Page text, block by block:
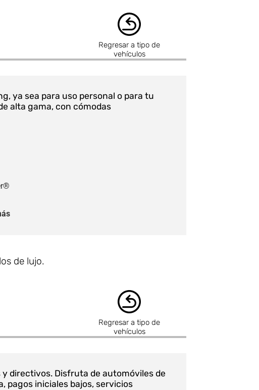
Regresar a tipo de
vehículos
ya sea para uso personal o para tu
alta gama, con cómodas
de lujo.
Regresar a tipo de
vehículos
directivos. Disfruta de automóviles de
pagos iniciales bajos, servicios